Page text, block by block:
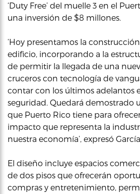
‘Duty Free’ del muelle 3 en el
una inversión de $8 millones.
‘Hoy presentamos la
edificio, incorporando a la
de permitir la llegada de una
cruceros con tecnología de
contar con los últimos adelantos
seguridad. Quedará demostrado
que Puerto Rico tiene para
impacto que representa la
nuestra economía’, expresó
El diseño incluye espacios
de dos pisos que ofrecerán
compras y entretenimiento,